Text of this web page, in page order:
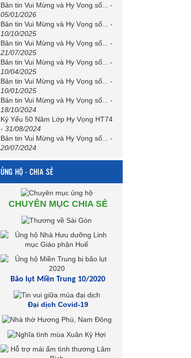
Bản tin Vui Mừng và Hy Vọng số...
-
05/01/2026
Bản tin Vui Mừng và Hy Vọng số...
-
10/10/2025
Bản tin Vui Mừng và Hy Vọng số...
-
21/07/2025
Bản tin Vui Mừng và Hy Vọng số...
-
10/04/2025
Bản tin Vui Mừng và Hy Vọng số...
-
10/01/2025
Bản tin Vui Mừng và Hy Vọng số...
-
18/10/2024
Kỷ Yếu 50 Năm Lớp Hy Vọng HT74
- 31/08/2024
Bản tin Vui Mừng và Hy Vọng số...
-
20/07/2024
ỦNG HỘ - CHIA SẺ
CHUYÊN MỤC CHIA SẺ
Bão lụt Miền Trung 10/2020
Đại dịch Covid-19